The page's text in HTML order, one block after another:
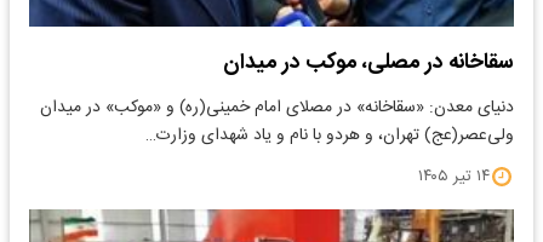
سقاخانه در مصلی، موکب در میدان
دنیای معدن: «سقاخانه» در مصلای امام خمینی(ره) و «موکب» در میدان
ولی‌عصر(عج) تهران، و هردو با نام و یاد شهدای وزارت…
۱۴ تیر ۱۴۰۵